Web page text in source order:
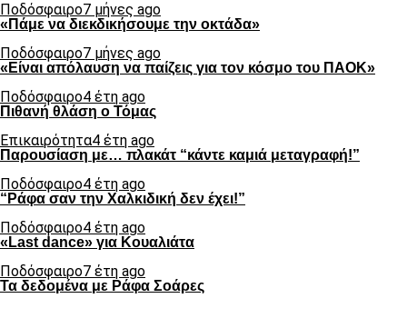
Ποδόσφαιρο7 μήνες ago
«Πάμε να διεκδικήσουμε την οκτάδα»
Ποδόσφαιρο7 μήνες ago
«Είναι απόλαυση να παίζεις για τον κόσμο του ΠΑΟΚ»
Ποδόσφαιρο4 έτη ago
Πιθανή θλάση ο Τόμας
Επικαιρότητα4 έτη ago
Παρουσίαση με… πλακάτ “κάντε καμιά μεταγραφή!”
Ποδόσφαιρο4 έτη ago
“Ράφα σαν την Χαλκιδική δεν έχει!”
Ποδόσφαιρο4 έτη ago
«Last dance» για Κουαλιάτα
Ποδόσφαιρο7 έτη ago
Τα δεδομένα με Ράφα Σοάρες